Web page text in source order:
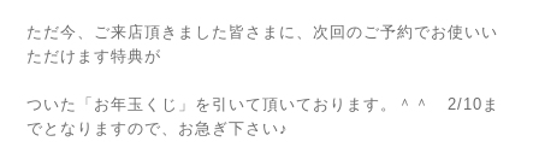
ただ今、ご来店頂きました皆さまに、次回のご予約でお使いい
ただけます特典が
ついた「お年玉くじ」を引いて頂いております。＾＾ 2/10ま
でとなりますので、お急ぎ下さい♪